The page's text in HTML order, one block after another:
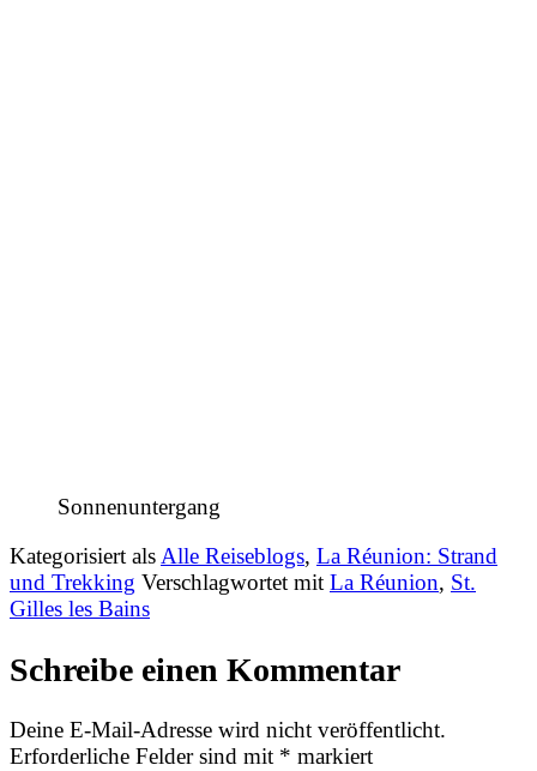
Sonnenuntergang
Kategorisiert alsAlle Reiseblogs, La Réunion: Strand
und Trekking Verschlagwortet mit La Réunion, St.
Gilles les Bains
Schreibe einen Kommentar
Deine E-Mail-Adresse wird nicht veröffentlicht.
Erforderliche Felder sind mit * markiert